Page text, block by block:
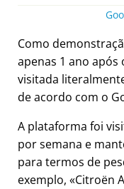
Como
apenas 1 ano
visitada
de acordo com o
A plataforma foi
por semana e
para termos de
exemplo,
Citroën